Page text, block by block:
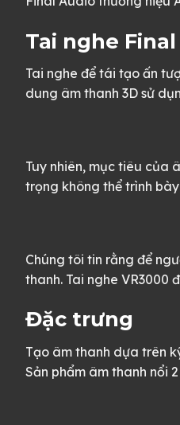
Tai nghe
Tai nghe để tái tạo ấn
dung âm thanh 3D sử
Tuy nhiên, mục tiêu của
trọng không thể trình
Chúng tôi tin rằng để
thanh. Tai nghe VR3000
Đặc trưng
Tạo âm thanh dựa trên
Sản phẩm âm thanh nổi